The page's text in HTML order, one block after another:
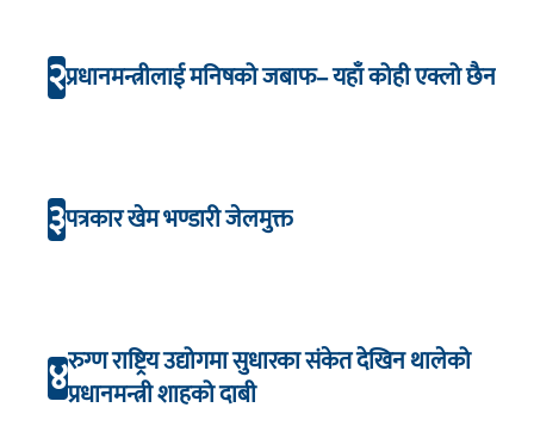
२प्रधानमन्त्रीलाई मनिषको जबाफ– यहाँ कोही एक्लो छैन
३पत्रकार खेम भण्डारी जेलमुक्त
४रुग्ण राष्ट्रिय उद्योगमा सुधारका संकेत देखिन थालेको
प्रधानमन्त्री शाहको दाबी